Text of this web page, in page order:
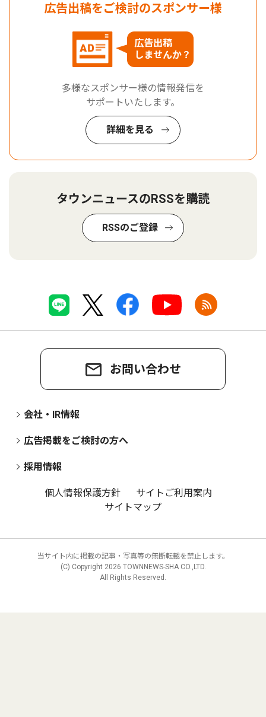
広告出稿をご検討のスポンサー様
広告出稿
しませんか？
多様なスポンサー様の情報発信を
サポートいたします。
詳細を見る
タウンニュースのRSSを購読
RSSのご登録
お問い合わせ
会社・IR情報
広告掲載をご検討の方へ
採用情報
個人情報保護方針
サイトご利用案内
サイトマップ
当サイト内に掲載の記事・写真等の無断転載を禁止します。
(C) Copyright 2026 TOWNNEWS-SHA CO.,LTD.
All Rights Reserved.